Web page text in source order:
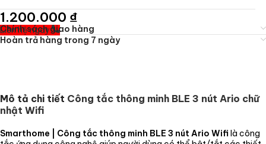
1.200.000 ₫
Liên hệ ngay
Chính sách giao hàng
Hoàn trả hàng trong 7 ngày
Mô tả chi tiết Công tắc thông minh BLE 3 nút Ario chữ
nhật Wifi
Smarthome | Công tắc thông minh BLE 3 nút Ario Wifi là công